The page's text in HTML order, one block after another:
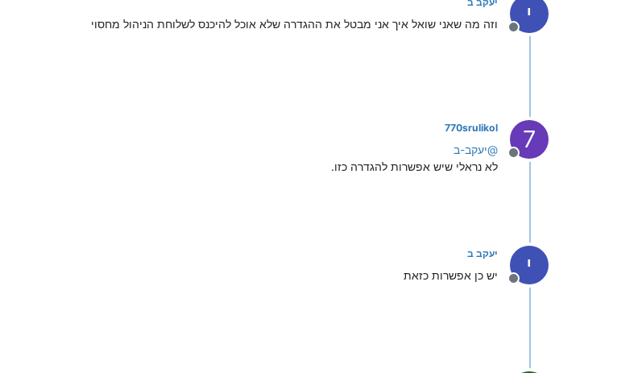
י
מנותק
וזה מה שאני שואל איך אני מבטל את ההגדרה שלא אוכל להיכנס לשלוחת הניהול מחסוי
7
מנותק
770srulikol
@יעקב-ב
לא נראלי שיש אפשרות להגדרה כזו.
י
מנותק
יעקב ב
יש כן אפשרות כזאת